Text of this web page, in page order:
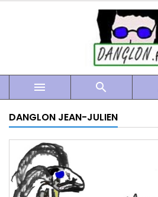
 
DANGLON JEAN-JULIEN